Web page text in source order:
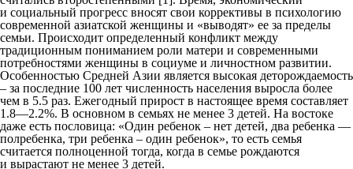
и социальный прогресс вносят свои коррективы в психологию
современной азиатской женщины и «выводят» ее за пределы
семьи. Происходит определенный конфликт между
традиционным пониманием роли матери и современными
потребностями женщины в социуме и личностном развитии.
Особенностью Средней Азии является высокая деторождаемость
– за последние 100 лет численность населения выросла более
чем в 5.5 раз. Ежегодный прирост в настоящее время составляет
1.8—2.2%. В основном в семьях не менее 3 детей. На востоке
даже есть пословица: «Один ребенок – нет детей, два ребенка —
полребенка, три ребенка – один ребенок», то есть семья
считается полноценной тогда, когда в семье рождаются
и вырастают не менее 3 детей.